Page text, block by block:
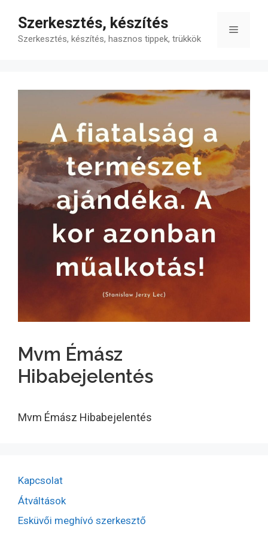
tartalomba
Szerkesztés, készítés
Szerkesztés, készítés, hasznos tippek, trükkök
Menü
Mvm Émász
Hibabejelentés
Mvm Émász Hibabejelentés
Kapcsolat
Átváltások
Esküvői meghívó szerkesztő